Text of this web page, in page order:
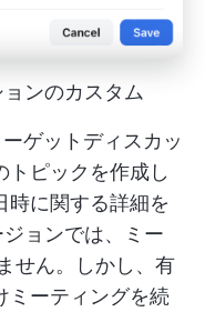
ンのカスタム
ゲットディスカッ
トピックを作成し
時に関する詳細を
ョンでは、ミー
せん。しかし、有
ミーティングを続